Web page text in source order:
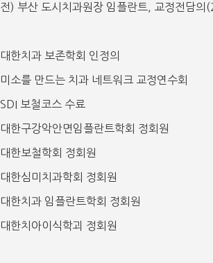
전) 부산 도시치과원장 임플란트, 교정전담
대한치과 보존학회 인정의
미소를 만드는 치과 네트워크 교정연수회
SDI 보철코스 수료
대한구강악안면임플란트학회 정회원
대한보철학회 정회원
대한심미치과학회 정회원
대한치과 임플란트학회 정회원
대한치아이식학괴 정회원